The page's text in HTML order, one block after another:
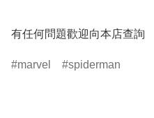
有任何問題歡迎向本店查詢
marvel spiderman